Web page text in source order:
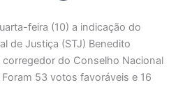
feira (10) a indicação do
de Justiça (STJ) Benedito
do Conselho Nacional
53 votos favoráveis e 16